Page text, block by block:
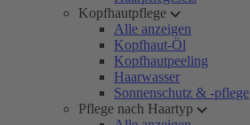
Kopfhautpflege
Alle anzeigen
Kopfhaut-Öl
Kopfhautpeeling
Haarwasser
Sonnenschutz & -pflege
Pflege nach Haartyp